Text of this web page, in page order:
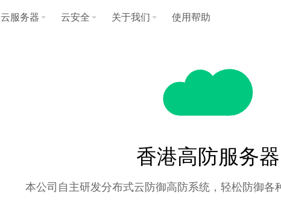
云服务器 云安全 关于我们 使用帮助
香港高防服务器
本公司自主研发分布式云防御高防系统，轻松防御各